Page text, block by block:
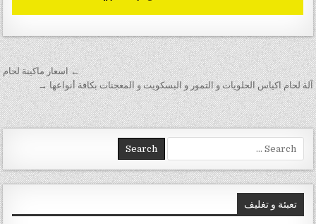
تصفّح المقالات
← اسعار ماكينة لحام
آلة لحام اكياس الحلويات و التمور و البسكويت و المعجنات بكافة أنواعها →
Search for:
تعبئة و تغليف